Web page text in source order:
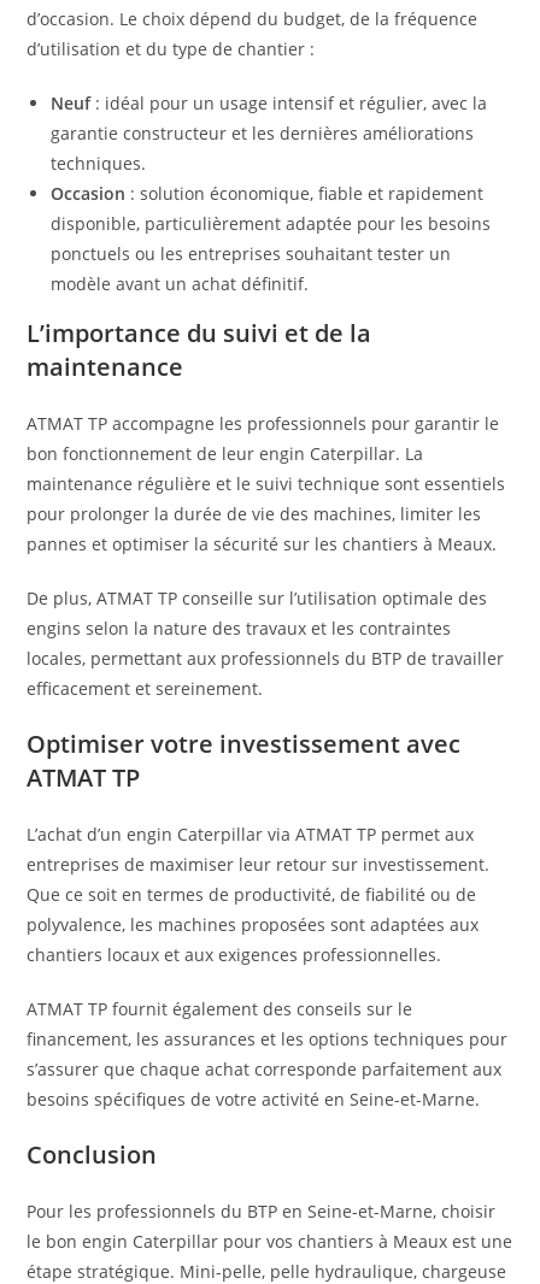
d’occasion. Le choix dépend du budget, de la fréquence
d’utilisation et du type de chantier :
Neuf: idéal pour un usage intensif et régulier, avec la
garantie constructeur et les dernières améliorations
techniques.
Occasion : solution économique, fiable et rapidement
disponible, particulièrement adaptée pour les besoins
ponctuels ou les entreprises souhaitant tester un
modèle avant un achat définitif.
L’importance du suivi et de la
maintenance
ATMAT TP accompagne les professionnels pour garantir le
bon fonctionnement de leur engin Caterpillar. La
maintenance régulière et le suivi technique sont essentiels
pour prolonger la durée de vie des machines, limiter les
pannes et optimiser la sécurité sur les chantiers à Meaux.
De plus, ATMAT TP conseille sur l’utilisation optimale des
engins selon la nature des travaux et les contraintes
locales, permettant aux professionnels du BTP de travailler
efficacement et sereinement.
Optimiser votre investissement avec
ATMAT TP
L’achat d’un engin Caterpillar via ATMAT TP permet aux
entreprises de maximiser leur retour sur investissement.
Que ce soit en termes de productivité, de fiabilité ou de
polyvalence, les machines proposées sont adaptées aux
chantiers locaux et aux exigences professionnelles.
ATMAT TP fournit également des conseils sur le
financement, les assurances et les options techniques pour
s’assurer que chaque achat corresponde parfaitement aux
besoins spécifiques de votre activité en Seine-et-Marne.
Conclusion
Pour les professionnels du BTP en Seine-et-Marne, choisir
le bon engin Caterpillar pour vos chantiers à Meaux est une
étape stratégique. Mini-pelle, pelle hydraulique, chargeuse